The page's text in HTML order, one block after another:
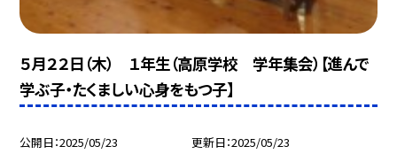
５月２２日（木） １年生（高原学校 学年集会）【進んで
学ぶ子・たくましい心身をもつ子】
公開日 2025/05/23 更新日 2025/05/23